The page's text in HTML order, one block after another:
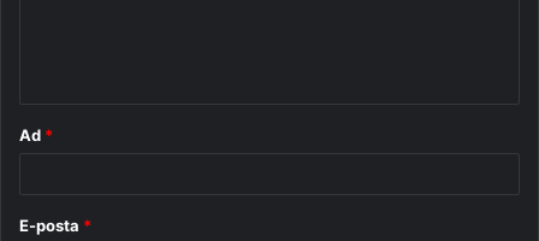
Ad *
E-posta *